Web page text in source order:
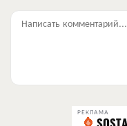
Написать комментарий...
РЕКЛАМА